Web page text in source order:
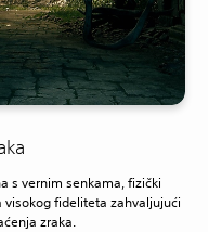
s vernim senkama, fizički
fideliteta zahvaljujući
zraka.